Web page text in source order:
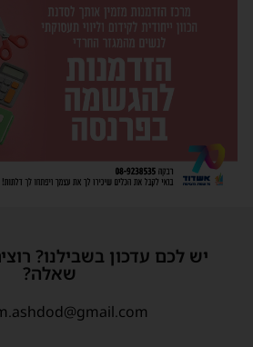
יש לכם עדכון בשבילנו?
שאלה?